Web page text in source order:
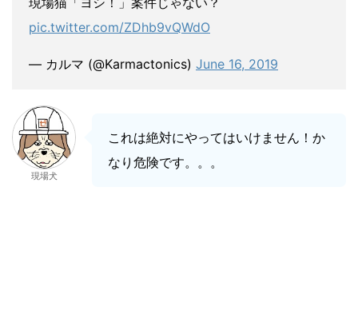
pic.twitter.com/ZDhb9vQWdO
— カルマ (@Karmactonics) June 16, 2019
現場犬
これは絶対にやってはいけません！か
なり危険です。。。